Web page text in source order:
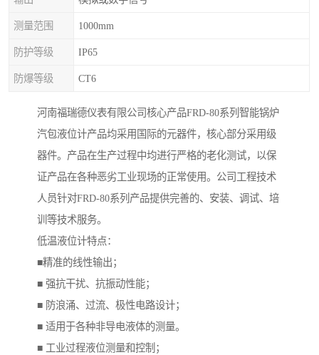
测量范围 1000mm
防护等级 IP65
防爆等级 CT6
河南福瑞德仪表有限公司核心产品FRD-80系列智能锅炉
汽包液位计产品均采用国际的元器件，核心部分采用级
器件。产品在生产过程中均进行严格的老化测试，以保
证产品在各种恶劣工业现场的正常使用。公司工程技术
人员针对FRD-80系列产品提供完善的、安装、调试、培
训等技术服务。
低温液位计特点：
■精准的线性输出；
■ 强抗干扰、抗振动性能；
■ 防浪涌、过流、极性电路设计；
■ 适用于各种非导电液体的测量。
■ 工业过程液位测量和控制；